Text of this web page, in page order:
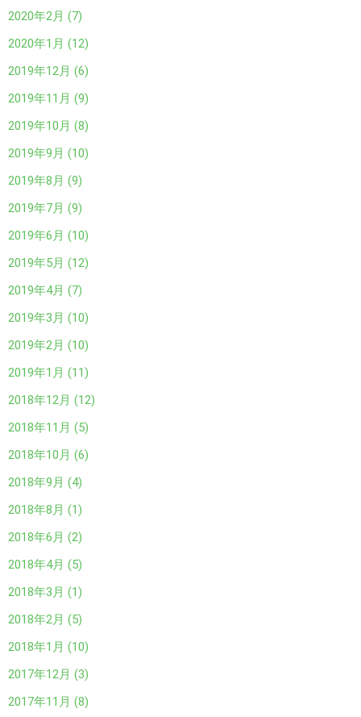
2020年2月 (7)
2020年1月 (12)
2019年12月 (6)
2019年11月 (9)
2019年10月 (8)
2019年9月 (10)
2019年8月 (9)
2019年7月 (9)
2019年6月 (10)
2019年5月 (12)
2019年4月 (7)
2019年3月 (10)
2019年2月 (10)
2019年1月 (11)
2018年12月 (12)
2018年11月 (5)
2018年10月 (6)
2018年9月 (4)
2018年8月 (1)
2018年6月 (2)
2018年4月 (5)
2018年3月 (1)
2018年2月 (5)
2018年1月 (10)
2017年12月 (3)
2017年11月 (8)